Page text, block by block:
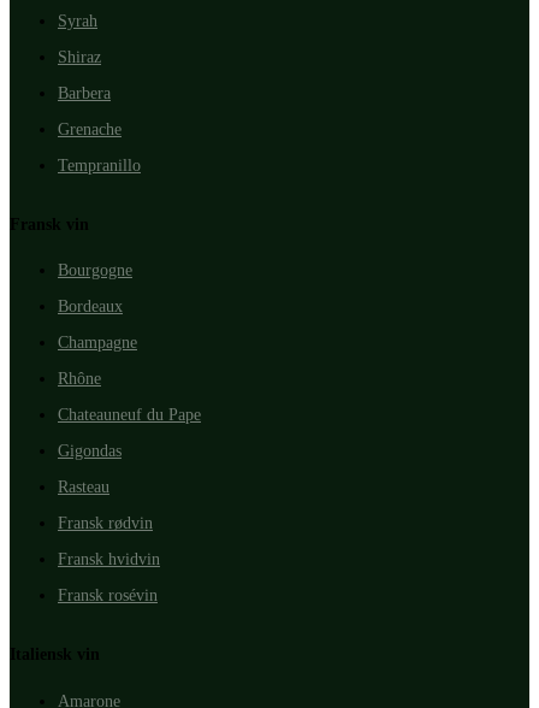
Syrah
Shiraz
Barbera
Grenache
Tempranillo
Fransk vin
Bourgogne
Bordeaux
Champagne
Rhône
Chateauneuf du Pape
Gigondas
Rasteau
Fransk rødvin
Fransk hvidvin
Fransk rosévin
Italiensk vin
Amarone